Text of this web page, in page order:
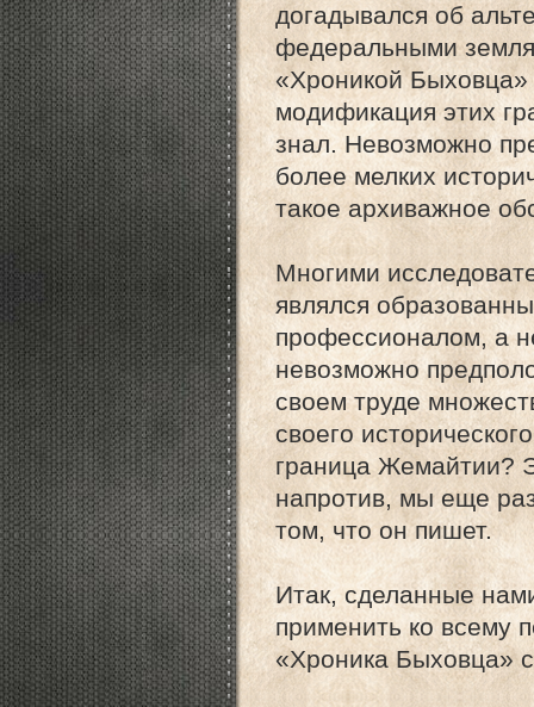
догадывался об
федеральными
«Хроникой
модификация этих
знал. Невозможно
более мелких
такое архиважное
Многими
являлся
профессионалом, а
невозможно
своем труде
своего
граница Жемайтии?
напротив, мы еще
том, что он пишет.
Итак, сделанные
применить ко всему
«Хроника Быховца»